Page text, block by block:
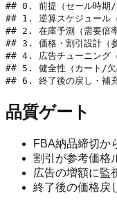
## 0. 前提（セール時期/
## 1. 逆算スケジュール（
## 2. 在庫予測（需要倍率
## 3. 価格・割引設計（参
## 4. 広告チューニング
## 5. 健全性（カート/欠
品質ゲート
FBA納品締切か
割引が参考価格
広告の増額に監
終了後の価格戻